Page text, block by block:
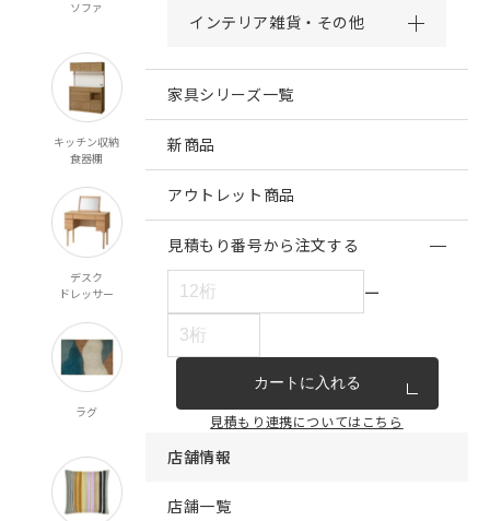
インテリア雑貨・その他
家具シリーズ一覧
新商品
アウトレット商品
見積もり番号から注文する
ー
カートに入れる
見積もり連携についてはこちら
店舗情報
店舗一覧
ソファ
スツール
キッチン収納
食器棚
リビング収納
デスク
ドレッサー
ミラー ペット対応
ラグ
オーダー
カーテン
既製カーテン
マルチクロス
寝具